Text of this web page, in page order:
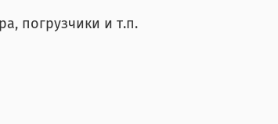
погрузчики и т.п.